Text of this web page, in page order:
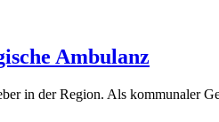
Ambulanz
in der Region. Als kommunaler